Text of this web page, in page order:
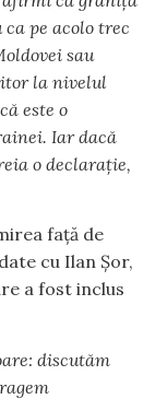
pe acolo trec
sau
la nivelul
este o
Iar dacă
o declarație,
față de
cu Ilan Șor,
a fost inclus
discutăm